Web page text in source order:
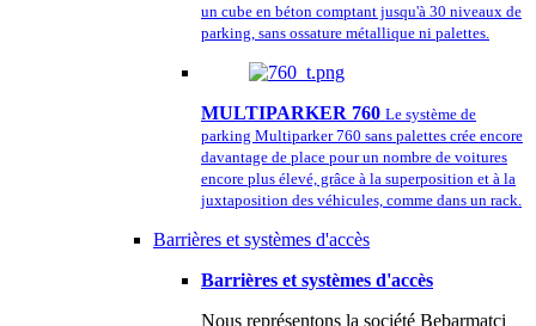
un cube en béton comptant jusqu'à 30 niveaux de
parking, sans ossature métallique ni palettes.
MULTIPARKER 760 Le système de
parking Multiparker 760 sans palettes crée encore
davantage de place pour un nombre de voitures
encore plus élevé, grâce à la superposition et à la
juxtaposition des véhicules, comme dans un rack.
Barrières et systèmes d'accès
Barrières et systèmes d'accès
Nous représentons la société Bebarmatci